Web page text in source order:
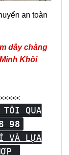
an toàn
dây chằng
Khôi
TÔI QUA
98
VÀ LỰA